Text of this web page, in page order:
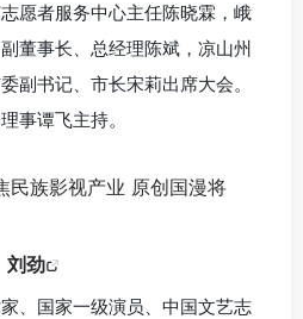
愿者服务中心主任陈晓霖，峨
董事长、总经理陈斌，凉山州
副书记、市长宋莉出席大会。
事谭飞主持。
刘劲
、国家一级演员、中国文艺志